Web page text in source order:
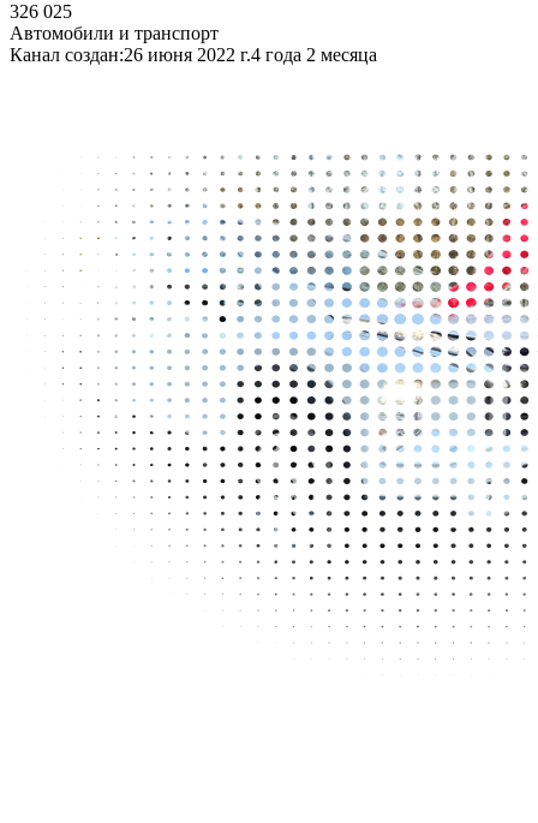
326 025
Автомобили и транспорт
Канал создан:26 июня 2022 г.4 года 2 месяца